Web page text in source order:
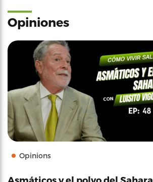
Opiniones
Opinions
Asmáticos y el polvo del Sahara